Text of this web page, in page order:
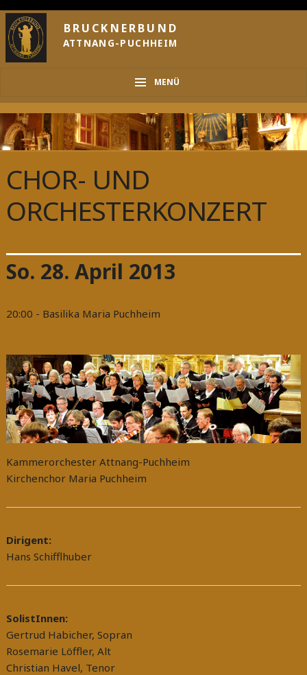
BRUCKNERBUND
ATTNANG-PUCHHEIM
MENÜ
CHOR- UND
ORCHESTERKONZERT
So. 28. April 2013
20:00 - Basilika Maria Puchheim
Kammerorchester Attnang-Puchheim
Kirchenchor Maria Puchheim
Dirigent:
Hans Schifflhuber
SolistInnen:
Gertrud Habicher, Sopran
Rosemarie Löffler, Alt
Christian Havel, Tenor